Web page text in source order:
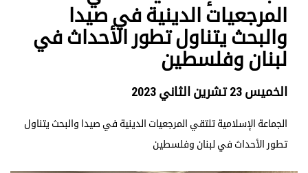
المرجعيات الدينية في صيدا
والبحث يتناول تطور الأحداث في
لبنان وفلسطين
الخميس 23 تشرين الثاني 2023
الجماعة الإسلامية تلتقي المرجعيات الدينية في صيدا والبحث يتناول
تطور الأحداث في لبنان وفلسطين